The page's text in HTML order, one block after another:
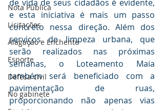
Nota Pública
Licitações
Alagação e Enchente
Esporte
Defesa civil
No gabinete
de vida de seus cidadãos é evidente,
e esta iniciativa é mais um passo
concreto nessa direção. Além dos
serviços de limpeza urbana, que
serão realizados nas próximas
semanas, o Loteamento Maia
também será beneficiado com a
pavimentação de ruas,
proporcionando não apenas vias